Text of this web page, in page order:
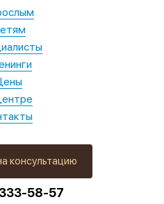
консультацию
58-57